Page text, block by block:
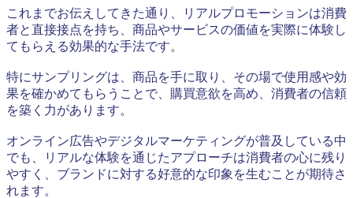
これまでお伝えしてきた通り、リアルプロモーションは消費
者と直接接点を持ち、商品やサービスの価値を実際に体験し
てもらえる効果的な手法です。
特にサンプリングは、商品を手に取り、その場で使用感や効
果を確かめてもらうことで、購買意欲を高め、消費者の信頼
を築く力があります。
オンライン広告やデジタルマーケティングが普及している中
でも、リアルな体験を通じたアプローチは消費者の心に残り
やすく、ブランドに対する好意的な印象を生むことが期待さ
れます。